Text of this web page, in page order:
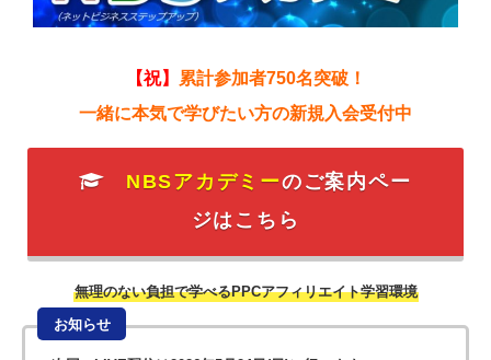
【祝】
累計参加者750名突破！
一緒に本気で学びたい方の新規入会受付中
NBSアカデミーのご案内ペー
ジはこちら
無理のない負担で学べるPPCアフィリエイト学習環境
お知らせ